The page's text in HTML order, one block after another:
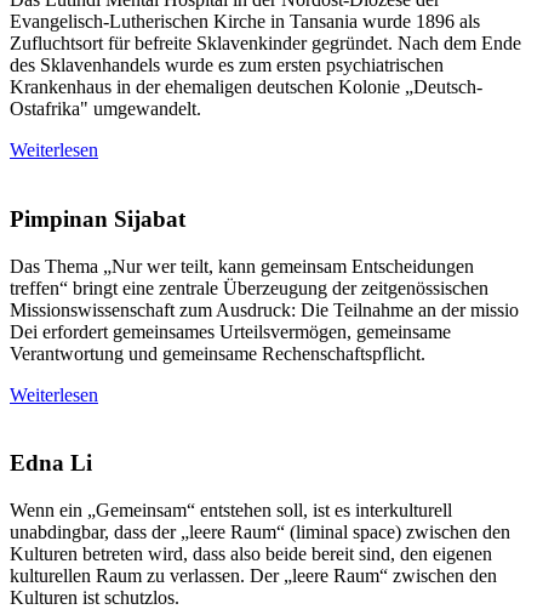
Evangelisch-Lutherischen Kirche in Tansania wurde 1896 als
Zufluchtsort für befreite Sklavenkinder gegründet. Nach dem Ende
des Sklavenhandels wurde es zum ersten psychiatrischen
Krankenhaus in der ehemaligen deutschen Kolonie „Deutsch-
Ostafrika" umgewandelt.
Weiterlesen
Pimpinan Sijabat
Das Thema „Nur wer teilt, kann gemeinsam Entscheidungen
treffen“ bringt eine zentrale Überzeugung der zeitgenössischen
Missionswissenschaft zum Ausdruck: Die Teilnahme an der missio
Dei erfordert gemeinsames Urteilsvermögen, gemeinsame
Verantwortung und gemeinsame Rechenschaftspflicht.
Weiterlesen
Edna Li
Wenn ein „Gemeinsam“ entstehen soll, ist es interkulturell
unabdingbar, dass der „leere Raum“ (liminal space) zwischen den
Kulturen betreten wird, dass also beide bereit sind, den eigenen
kulturellen Raum zu verlassen. Der „leere Raum“ zwischen den
Kulturen ist schutzlos.